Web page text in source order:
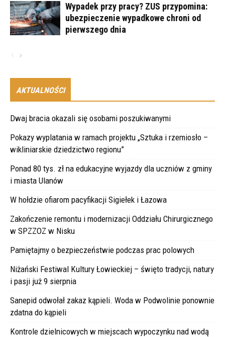
Wypadek przy pracy? ZUS przypomina:
ubezpieczenie wypadkowe chroni od
pierwszego dnia
AKTUALNOŚCI
Dwaj bracia okazali się osobami poszukiwanymi
Pokazy wyplatania w ramach projektu „Sztuka i rzemiosło –
wikliniarskie dziedzictwo regionu”
Ponad 80 tys. zł na edukacyjne wyjazdy dla uczniów z gminy
i miasta Ulanów
W hołdzie ofiarom pacyfikacji Sigiełek i Łazowa
Zakończenie remontu i modernizacji Oddziału Chirurgicznego
w SPZZOZ w Nisku
Pamiętajmy o bezpieczeństwie podczas prac polowych
Niżański Festiwal Kultury Łowieckiej – święto tradycji, natury
i pasji już 9 sierpnia
Sanepid odwołał zakaz kąpieli. Woda w Podwolinie ponownie
zdatna do kąpieli
Kontrole dzielnicowych w miejscach wypoczynku nad wodą